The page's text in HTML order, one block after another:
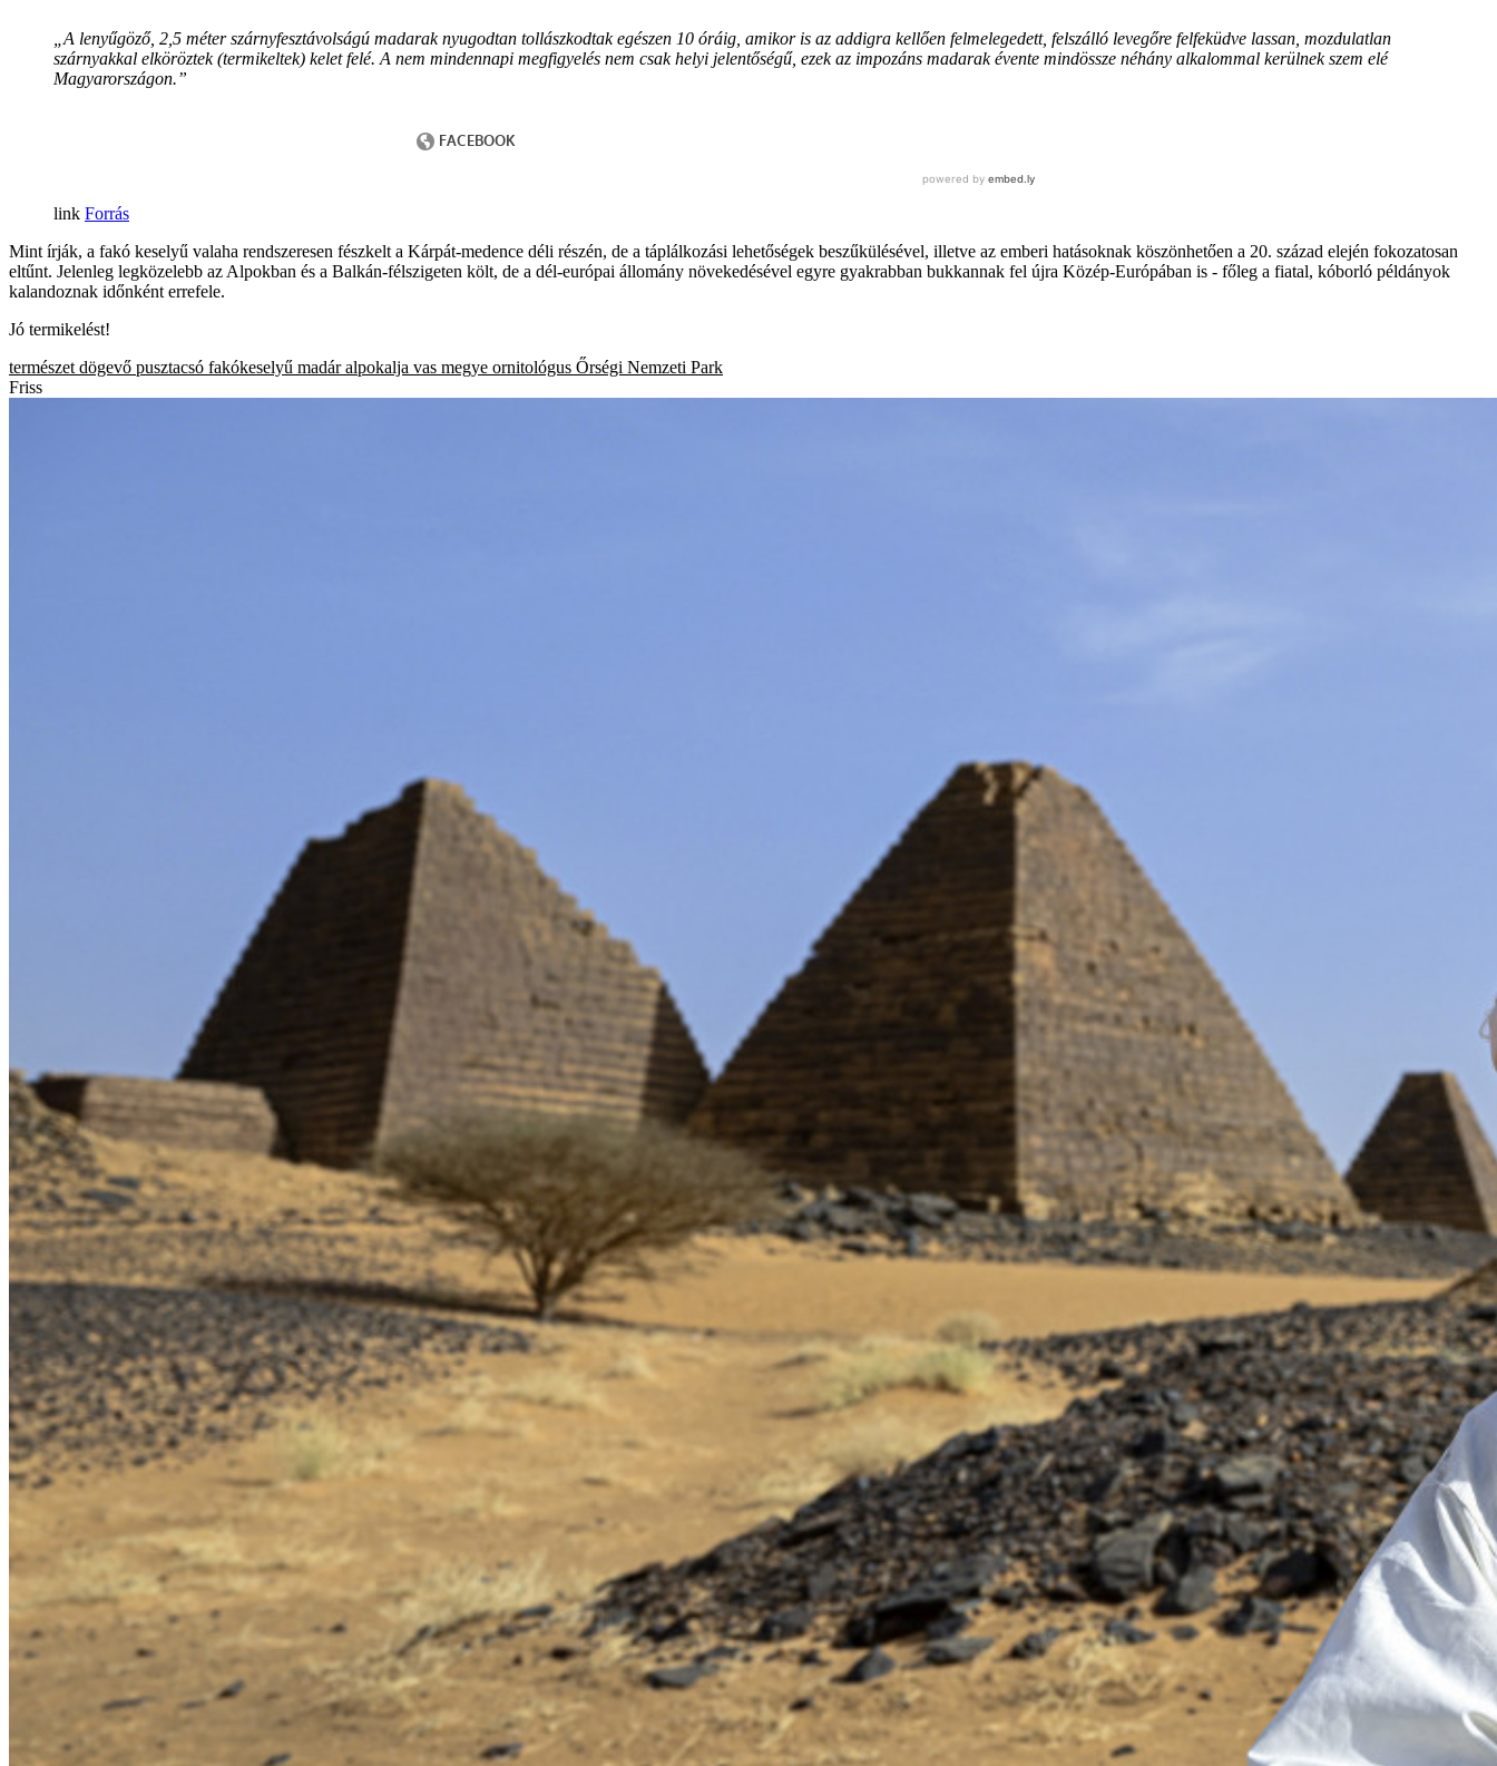
„A lenyűgöző, 2,5 méter szárnyfesztávolságú madarak nyugodtan tollászkodtak egészen 10 óráig, amikor is az addigra kellően felmelegedett, felszálló levegőre felfeküdve lassan, mozdulatlan
szárnyakkal elköröztek (termikeltek) kelet felé. A nem mindennapi megfigyelés nem csak helyi jelentőségű, ezek az impozáns madarak évente mindössze néhány alkalommal kerülnek szem elé
Magyarországon.”
Forrás
Mint írják, a fakó keselyű valaha rendszeresen fészkelt a Kárpát-medence déli részén, de a táplálkozási lehetőségek beszűkülésével, illetve az emberi hatásoknak köszönhetően a 20. század elején fokozatosan
eltűnt. Jelenleg legközelebb az Alpokban és a Balkán-félszigeten költ, de a dél-európai állomány növekedésével egyre gyakrabban bukkannak fel újra Közép-Európában is - főleg a fiatal, kóborló példányok
kalandoznak időnként errefele.
Jó termikelést!
természet dögevő pusztacsó fakókeselyű madár alpokalja vas megye ornitológus Őrségi Nemzeti Park
Friss